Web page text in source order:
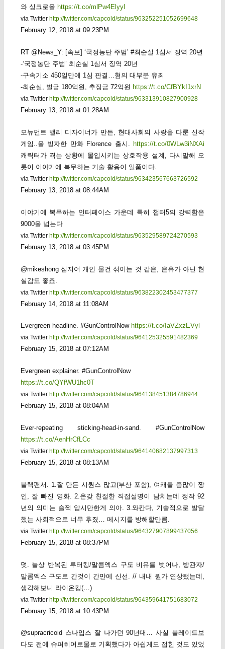
와 싱크로율 https://t.co/mlPw4Elyyl
via Twitter http://twitter.com/capcold/status/963252251052699648
February 12, 2018 at 09:23PM
RT @News_Y: [속보] ‘국정농단 주범’ #최순실 1심서 징역 20년
-‘국정농단 주범’ 최순실 1심서 징역 20년
-구속기소 450일만에 1심 판결…혐의 대부분 유죄
-최순실, 벌금 180억원, 추징금 72억원 https://t.co/CfBYkI1xrN
via Twitter http://twitter.com/capcold/status/963313910827900928
February 13, 2018 at 01:28AM
모뉴먼트 밸리 디자이너가 만든, 현대사회의 사랑을 다룬 신작
게임..을 빙자한 만화 Florence 출시. https://t.co/0WLw3iNXAi
캐릭터가 겪는 상황에 몰입시키는 상호작용 설계, 다시말해 오
롯이 이야기에 복무하는 기술 활용이 일품이다.
via Twitter http://twitter.com/capcold/status/963423567663726592
February 13, 2018 at 08:44AM
이야기에 복무하는 인터페이스 가운데 특히 챕터5의 강력함은
9000을 넘는다
via Twitter http://twitter.com/capcold/status/963529589724270593
February 13, 2018 at 03:45PM
@mikeshong 심지어 개인 물건 섞이는 것 같은, 은유가 아닌 현
실감도 좋죠.
via Twitter http://twitter.com/capcold/status/963822302453477377
February 14, 2018 at 11:08AM
Evergreen headline. #GunControlNow https://t.co/IaVZxzEVyl
via Twitter http://twitter.com/capcold/status/964125325591482369
February 15, 2018 at 07:12AM
Evergreen explainer. #GunControlNow
https://t.co/QYfWU1hc0T
via Twitter http://twitter.com/capcold/status/964138451384786944
February 15, 2018 at 08:04AM
Ever-repeating sticking-head-in-sand. #GunControlNow
https://t.co/AenHrCfLCc
via Twitter http://twitter.com/capcold/status/964140682137997313
February 15, 2018 at 08:13AM
블랙팬서. 1.잘 만든 시퀀스 많고(부산 포함), 여캐들 좀많이 짱
인, 잘 빠진 영화. 2.온갖 친절한 직접설명이 남치는데 정작 92
년의 의미는 슬쩍 암시만한게 의아. 3.와칸다, 기술적으로 발달
했는 사회적으로 너무 후졌… 메시지를 방해할만큼.
via Twitter http://twitter.com/capcold/status/964327907899437056
February 15, 2018 at 08:37PM
덧. 늘상 반복된 루터킹/말콤엑스 구도 비유를 벗어나, 방관자/
말콤엑스 구도로 간것이 간만에 신선. // 내내 뭔가 연상됐는데,
생각해보니 라이온킹(…)
via Twitter http://twitter.com/capcold/status/964359641751683072
February 15, 2018 at 10:43PM
@supracricoid 스나입스 잘 나가던 90년대… 사실 블레이드보
다도 전에 슈퍼히어로물로 기획했다가 아싑게도 접힌 것도 있었